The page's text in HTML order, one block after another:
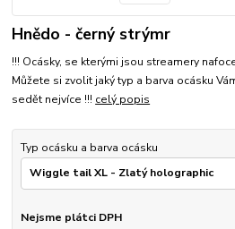
Hnědo - černý strýmr
!!! Ocásky, se kterými jsou streamery
Můžete si zvolit jaký typ a barva ocásku
sedět nejvíce !!! celý popis
Typ ocásku a barva ocásku
Nejsme plátci DPH